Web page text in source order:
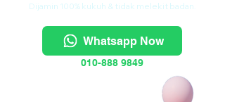
Dijamin 100% kukuh & tidak melekit badan.
Whatsapp Now
010-888 9849